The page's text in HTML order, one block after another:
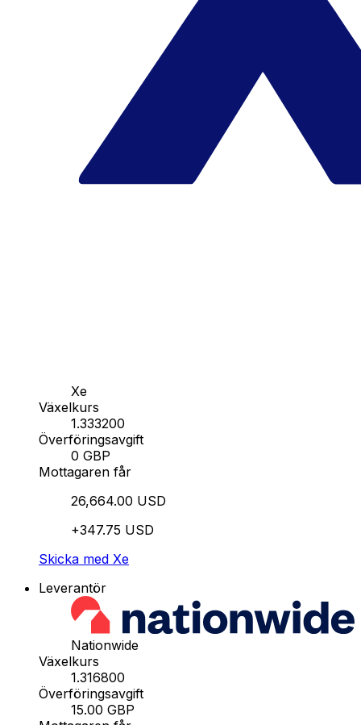
Xe
Växelkurs
1.333200
Överföringsavgift
0 GBP
Mottagaren får
26,664.00 USD
+347.75 USD
Skicka med Xe
Leverantör
Nationwide
Växelkurs
1.316800
Överföringsavgift
15.00 GBP